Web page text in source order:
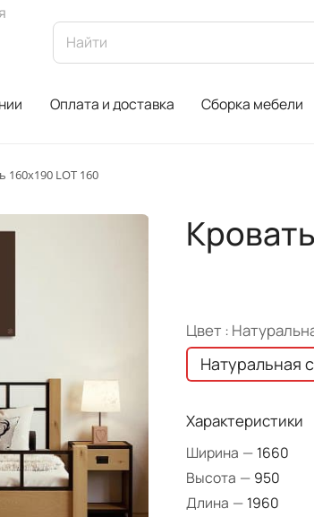
Оплата и доставка Сборка мебели
160х190 LOT 160
Цвет :
Натуральная
Характеристики
Ширина — 1660
Высота — 950
Длина — 1960